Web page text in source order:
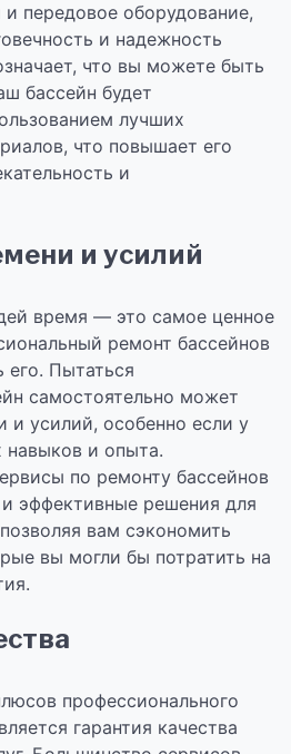
передовое оборудование,
и надежность
что вы можете быть
бассейн будет
лучших
что повышает его
и
и усилий
время — это самое ценное
ремонт бассейнов
его. Пытаться
самостоятельно может
и усилий, особенно если у
навыков и опыта.
по ремонту бассейнов
эффективные решения для
вам сэкономить
вы могли бы потратить на
профессионального
гарантия качества